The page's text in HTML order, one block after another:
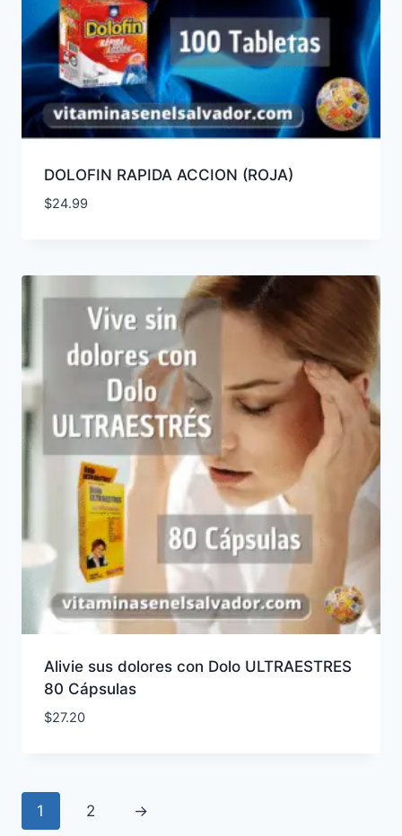
DOLOFIN RAPIDA ACCION (ROJA)
$24.99
Alivie sus dolores con Dolo ULTRAESTRES
80 Cápsulas
$27.20
1 2 →